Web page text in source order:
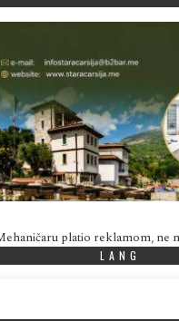
platio reklamom, ne
LANG